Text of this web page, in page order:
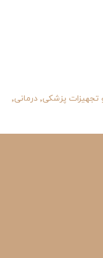
فروش انواع محصولات و تجهیزات پزشکی٬ درمانی٬